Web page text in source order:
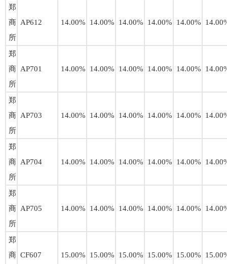
郑
商
所
AP612 14.00% 14.00% 14.00% 14.00% 14.00%
郑
商
所
AP701 14.00% 14.00% 14.00% 14.00% 14.00%
郑
商
所
AP703 14.00% 14.00% 14.00% 14.00% 14.00%
郑
商
所
AP704 14.00% 14.00% 14.00% 14.00% 14.00%
郑
商
所
AP705 14.00% 14.00% 14.00% 14.00% 14.00%
郑
商 CF607 15.00% 15.00% 15.00% 15.00% 15.00%